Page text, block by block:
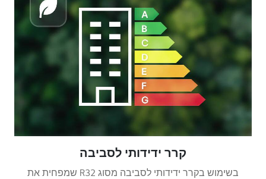
קרר ידידותי לסביבה
בשימוש בקרר ידידותי לסביבה מסוג R32 שמפחית את